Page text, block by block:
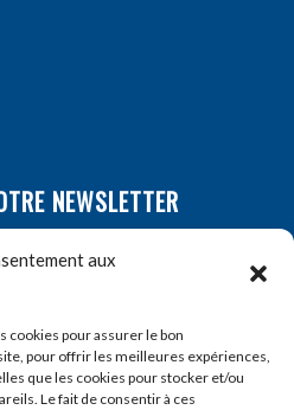
aux
cookies pour assurer le bon
pour offrir les meilleures expériences,
que les cookies pour stocker et/ou
Le fait de consentir à ces
NEWSLETTER